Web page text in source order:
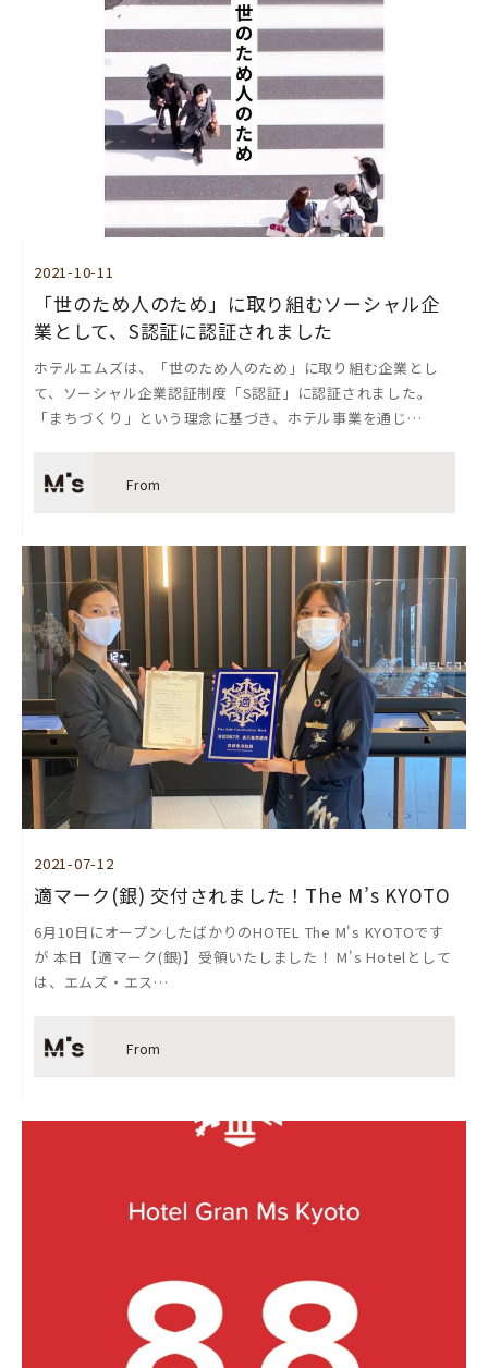
2021-10-11
「世のため人のため」に取り組むソーシャル企
業として、S認証に認証されました
ホテルエムズは、「世のため人のため」に取り組む企業とし
て、ソーシャル企業認証制度「S認証」に認証されました。
「まちづくり」という理念に基づき、ホテル事業を通じ…
From
2021-07-12
適マーク(銀) 交付されました！The M’s KYOTO
6月10日にオープンしたばかりのHOTEL The M's KYOTOです
が 本日【適マーク(銀)】受領いたしました！ M's Hotelとして
は、エムズ・エス…
From